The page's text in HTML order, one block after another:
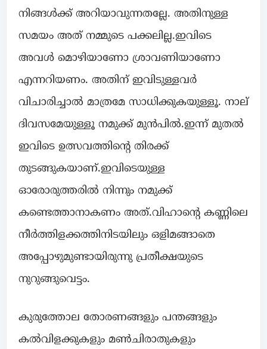
നിങ്ങൾക്ക് അറിയാവുന്നതല്ലേ. അതിനുള്ള
സമയം അത് നമ്മുടെ പക്കലില്ല.ഇവിടെ
അവൾ മൊഴിയാണോ ശ്രാവണിയാണോ
എന്നറിയണം. അതിന് ഇവിടുള്ളവർ
വിചാരിച്ചാൽ മാത്രമേ സാധിക്കുകയുള്ളൂ. നാല്
ദിവസമേയുള്ളൂ നമുക്ക് മുൻപിൽ.ഇന്ന് മുതൽ
ഇവിടെ ഉത്സവത്തിന്റെ തിരക്ക്
തുടങ്ങുകയാണ്.ഇവിടെയുള്ള
ഓരോരുത്തരിൽ നിന്നും നമുക്ക്
കണ്ടെത്താനാകണം അത്.വിഹാന്റെ കണ്ണിലെ
നീർത്തിളക്കത്തിനിടയിലും ഒളിമങ്ങാതെ
അപ്പോഴുമുണ്ടായിരുന്നു പ്രതീക്ഷയുടെ
നുറുങ്ങുവെട്ടം.
കുരുത്തോല തോരണങ്ങളും പന്തങ്ങളും
കൽവിളക്കുകളും മൺചിരാതുകളും